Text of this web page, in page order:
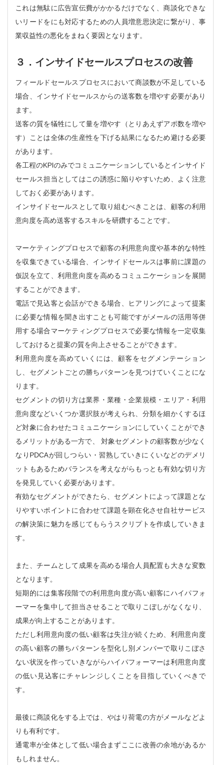
これは無駄に広告宣伝費がかかるだけでなく、商談化できな
いリードをにも対応するための人員増意思決定に繋がり、事
業収益性の悪化をまねく要因となります。
３．インサイドセールスプロセスの改善
フィールドセールスプロセスにおいて商談数が不足している
場合、インサイドセールスからの送客数を増やす必要があり
ます。
送客の質を犠牲にして量を増やす（とりあえずアポ数を増や
す）ことは全体の生産性を下げる結果になるため避ける必要
があります。
各工程のKPIのみでコミュニケーションしているとインサイド
セールス担当としてはこの誘惑に陥りやすいため、よく注意
しておく必要があります。
インサイドセールスとして取り組むべきことは、顧客の利用
意向度を高め送客するスキルを研鑽することです。
マーケティングプロセスで顧客の利用意向度や基本的な特性
を収集できている場合、インサイドセールスは事前に課題の
仮説を立て、利用意向度を高めるコミュニケーションを展開
することができます。
電話で見込客と会話ができる場合、ヒアリングによって提案
に必要な情報を聞き出すことも可能ですがメールの活用等併
用する場合マーケティングプロセスで必要な情報を一定収集
しておけると提案の質を向上させることができます。
利用意向度を高めていくには、顧客をセグメンテーション
し、セグメントごとの勝ちパターンを見つけていくことにな
ります。
セグメントの切り方は業界・業種・企業規模・エリア・利用
意向度などいくつか選択肢が考えられ、分類を細かくするほ
ど対象に合わせたコミュニケーションにしていくことができ
るメリットがある一方で、 対象セグメントの顧客数が少なく
なりPDCAが回しつらい・習熟していきにくいなどのデメリ
ットもあるためバランスを考えながらもっとも有効な切り方
を発見していく必要があります。
有効なセグメントができたら、セグメントによって課題とな
りやすいポイントに合わせて課題を顕在化させ自社サービス
の解決策に魅力を感じてもらうスクリプトを作成していきま
す。
また、チームとして成果を高める場合人員配置も大きな変数
となります。
短期的には集客段階での利用意向度が高い顧客にハイパフォ
ーマーを集中して担当させることで取りこぼしがなくなり、
成果が向上することがあります。
ただし利用意向度の低い顧客は失注が続くため、利用意向度
の高い顧客の勝ちパターンを型化し別メンバーで取りこぼさ
ない状況を作っていきながらハイパフォーマーは利用意向度
の低い見込客にチャレンジしくことを目指していくべきで
す。
最後に商談化をする上では、やはり荷電の方がメールなどよ
りも有利です。
通電率が全体として低い場合まずここに改善の余地があるか
もしれません。